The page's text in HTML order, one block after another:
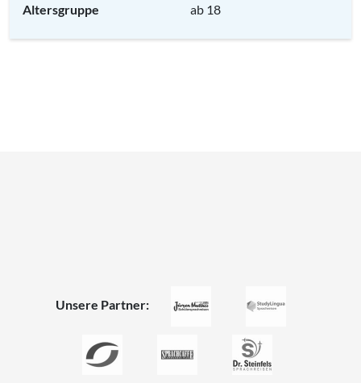
Altersgruppe
ab 18
Unsere Partner: